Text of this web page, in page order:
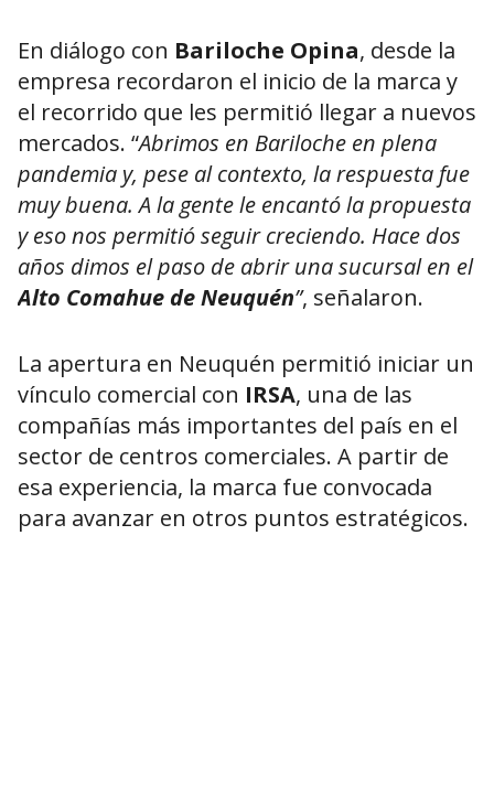
En diálogo con Bariloche Opina, desde la
empresa recordaron el inicio de la marca y
el recorrido que les permitió llegar a nuevos
mercados. “Abrimos en Bariloche en plena
pandemia y, pese al contexto, la respuesta fue
muy buena. A la gente le encantó la propuesta
y eso nos permitió seguir creciendo. Hace dos
años dimos el paso de abrir una sucursal en el
Alto Comahue de Neuquén”, señalaron.
La apertura en Neuquén permitió iniciar un
vínculo comercial con IRSA, una de las
compañías más importantes del país en el
sector de centros comerciales. A partir de
esa experiencia, la marca fue convocada
para avanzar en otros puntos estratégicos.